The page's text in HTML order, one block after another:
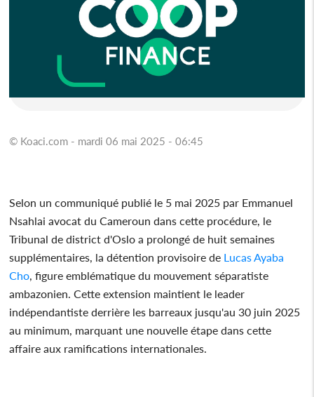
© Koaci.com - mardi 06 mai 2025 - 06:45
Selon un communiqué publié le 5 mai 2025 par Emmanuel
Nsahlai avocat du Cameroun dans cette procédure, le
Tribunal de district d'Oslo a prolongé de huit semaines
supplémentaires, la détention provisoire de Lucas Ayaba
Cho , figure emblématique du mouvement séparatiste
ambazonien. Cette extension maintient le leader
indépendantiste derrière les barreaux jusqu'au 30 juin 2025
au minimum, marquant une nouvelle étape dans cette
affaire aux ramifications internationales.